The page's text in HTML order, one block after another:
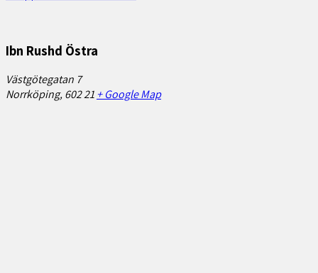
Ibn Rushd Östra
Västgötegatan 7
Norrköping,602 21 + Google Map